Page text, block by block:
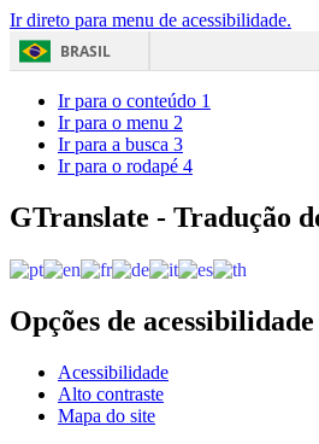
Ir direto para menu de acessibilidade.
BRASIL
Ir para o conteúdo 1
Ir para o menu 2
Ir para a busca 3
Ir para o rodapé 4
GTranslate - Tradução
Opções de acessibilidade
Acessibilidade
Alto contraste
Mapa do site